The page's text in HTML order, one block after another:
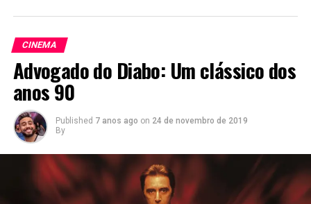
Matérias relacionadas
5 Filmes que
retratam as
artes marciais
Negra O Filme
produtoras de
mundo
Compartilhe isso:
Robbie Coltrane no encontro especial de 20 anos de Harry Potter da
No especial de 20 anos dos filmes da franquia, que
entrou no catálogo do serviço HBO Max no início de
2022, Coltrane trouxe consigo uma das declarações mais
emocionantes do encontro — e que ganha ainda mais
peso com a morte dele:
CINEMA
Advogado do Diabo: Um clássico dos
anos 90
Published 7 anos ago on 24 de novembro de 2019
By